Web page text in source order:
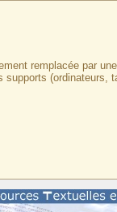
remplacée par
(ordinateurs,